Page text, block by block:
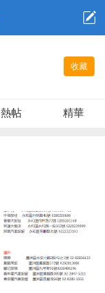
收藏
熱帖 精華